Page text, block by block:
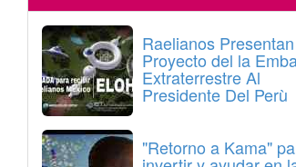
Raelianos
Proyecto del la
Extraterrestre Al
Presidente Del Perù
"Retorno a Kama"